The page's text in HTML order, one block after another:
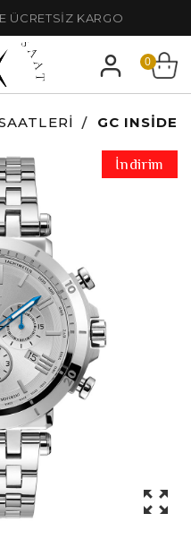
ÜCRETSİZ KARGO
0
GC
İndirim